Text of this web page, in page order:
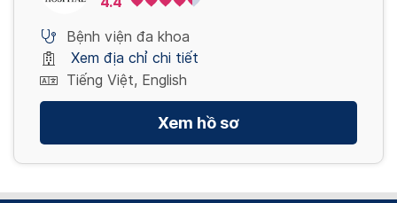
Bệnh viện đa khoa
Xem địa chỉ chi tiết
Tiếng Việt, English
Xem hồ sơ